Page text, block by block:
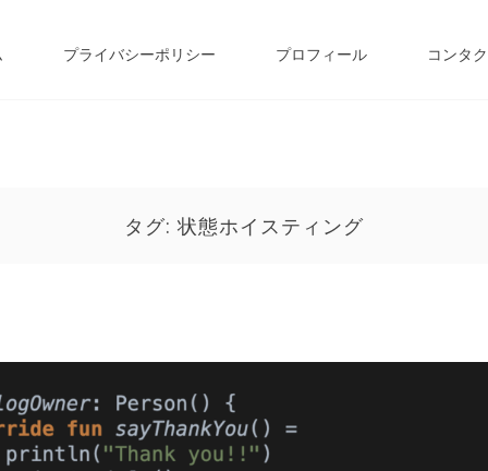
プライバシーポリシー プロフィール コンタ
タグ: 状態ホイスティング